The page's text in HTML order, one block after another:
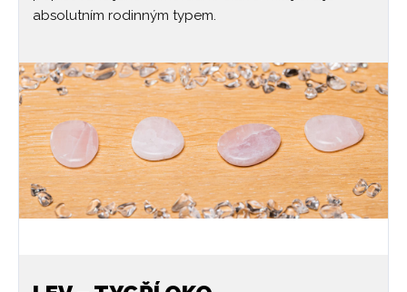
absolutním rodinným typem.